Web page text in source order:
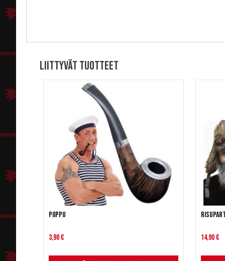
Liittyvät tuotteet
Piippu
3,90 € 14,90 €